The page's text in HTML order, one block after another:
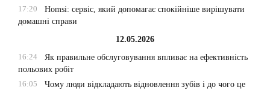
17:20
Homsi: сервіс, який допомагає спокійніше вирішувати
домашні справи
12.05.2026
16:24
Як правильне обслуговування впливає на ефективність
польових робіт
16:05
Чому люди відкладають відновлення зубів і до чого це